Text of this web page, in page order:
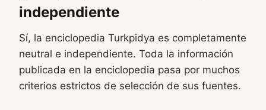
independiente
Sí, la enciclopedia Turkpidya es completamente
neutral e independiente. Toda la información
publicada en la enciclopedia pasa por muchos
criterios estrictos de selección de sus fuentes.